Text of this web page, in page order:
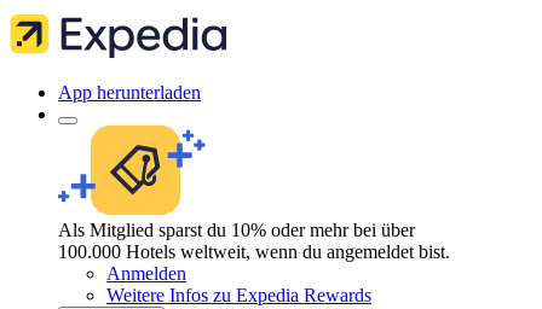
App herunterladen
Als Mitglied sparst du 10% oder mehr bei über
100.000 Hotels weltweit, wenn du angemeldet bist.
Anmelden
Weitere Infos zu Expedia Rewards